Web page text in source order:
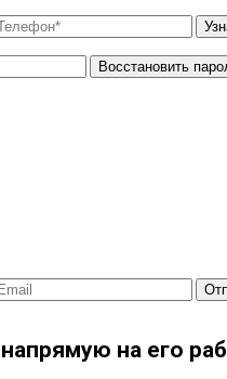
Восстановить
на его